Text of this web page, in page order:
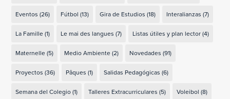
Eventos (26) Fútbol (13) Gira de Estudios (18) Interalianzas (7)
La Famille(1) Le mai des langues (7) Listas útiles y plan lector(4)
Maternelle(5) Medio Ambiente(2) Novedades (91)
Proyectos (36) Pâques (1) Salidas Pedagógicas (6)
Semana del Colegio(1) Talleres Extracurriculares (5) Voleibol (8)